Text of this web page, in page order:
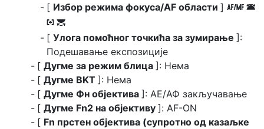
[ Избор режима фокуса/AF области ] s 3
t y
[ Улога помоћног точкића за зумирање ]:
Подешавање експозиције
[ Дугме за режим блица ]: Нема
[ Дугме BKT ]: Нема
[ Дугме Фн објектива ]: АЕ/АФ закључавање
[ Дугме Fn2 на објективу ]: AF-ON
[ Fn прстен објектива (супротно од казаљке